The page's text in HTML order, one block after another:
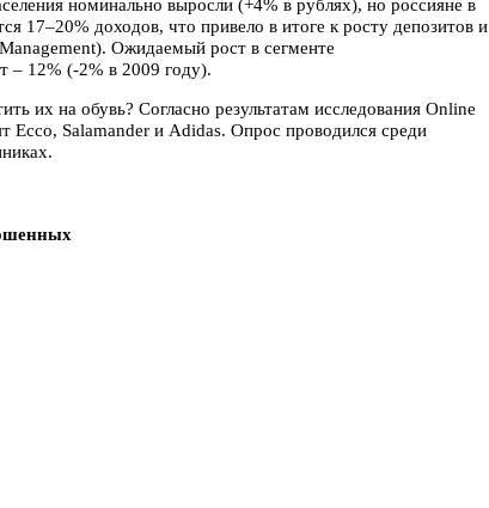
номинально выросли (+4% в рублях), но россияне в
17–20% доходов, что привело в итоге к росту депозитов и
Ожидаемый рост в сегменте
– 12% (-2% в 2009 году).
их на обувь? Согласно результатам исследования Online
Ecco, Salamander и Adidas. Опрос проводился среди